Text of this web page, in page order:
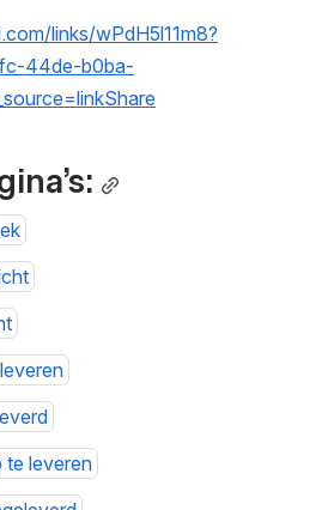
links/wPdH5l11m8?
44de-b0ba-
te leveren